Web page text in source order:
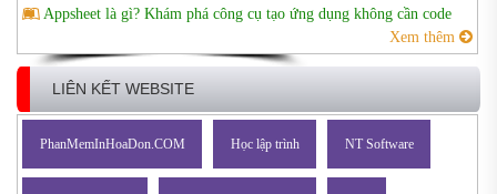
Appsheet là gì? Khám phá công cụ tạo ứng dụng không cần code
Xem thêm
LIÊN KẾT WEBSITE
PhanMemInHoaDon.COM Học lập trình NT Software